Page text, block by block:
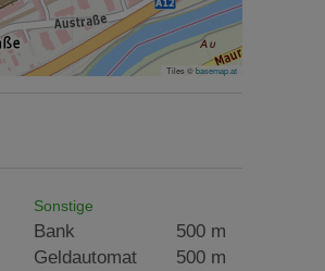
Tiles ©basemap.at
Sonstige
Bank
500 m
Geldautomat
500 m